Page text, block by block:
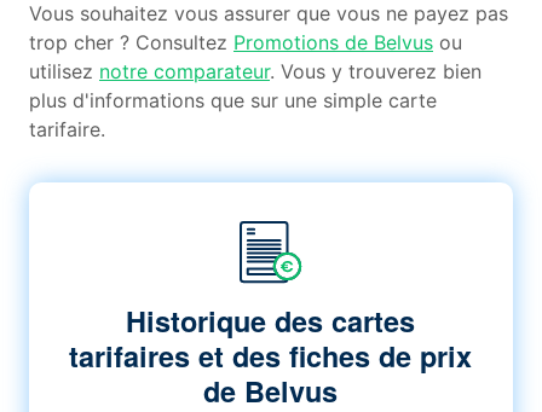
Vous souhaitez vous assurer que vous ne payez pas
trop cher ? Consultez Promotions de Belvus ou
utilisez notre comparateur. Vous y trouverez bien
plus d'informations que sur une simple carte
tarifaire.
Historique des cartes
tarifaires et des fiches de prix
de Belvus